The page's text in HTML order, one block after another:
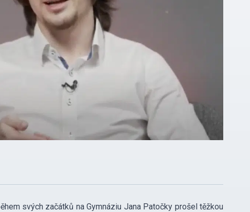
svých začátků na Gymnáziu Jana Patočky prošel těžkou